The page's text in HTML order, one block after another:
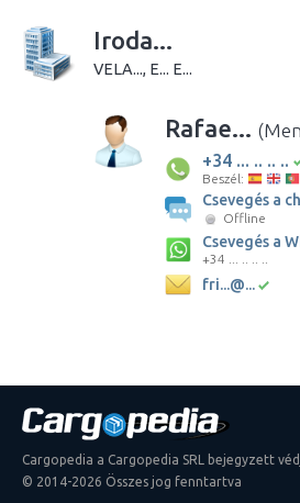
Iroda...
VELA..., E... E...
Rafae...
+34 ... .. .. ..
Beszél:
Csevegés a
Offline
Csevegés a
+34 ... .. .. ..
fri...@...
Cargopedia a Cargopedia SRL bejegyzett
© 2014-2026 Összes jog fenntartva